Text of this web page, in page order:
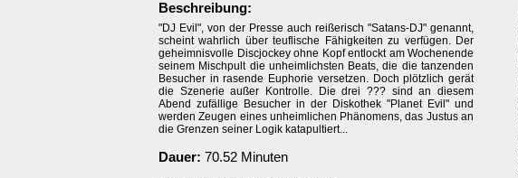
Beschreibung:
"DJ Evil", von der Presse auch reißerisch "Satans-DJ" genannt,
scheint wahrlich über teuflische Fähigkeiten zu verfügen. Der
geheimnisvolle Discjockey ohne Kopf entlockt am Wochenende
seinem Mischpult die unheimlichsten Beats, die die tanzenden
Besucher in rasende Euphorie versetzen. Doch plötzlich gerät
die Szenerie außer Kontrolle. Die drei ??? sind an diesem
Abend zufällige Besucher in der Diskothek "Planet Evil" und
werden Zeugen eines unheimlichen Phänomens, das Justus an
die Grenzen seiner Logik katapultiert...
Dauer: 70.52 Minuten